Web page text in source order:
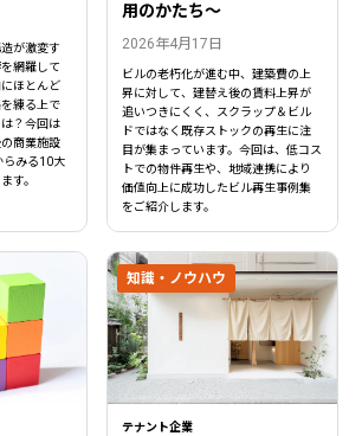
が激変す
網羅して
ほとんど
練る上で
？今回は
商業施設
らみる10大
す。
用のかたち～
2026年4月17日
ビルの老朽化が進む中、建築費の上
昇に対して、建替え後の賃料上昇が
追いつきにくく、スクラップ＆ビル
ドではなく既存ストックの再生に注
目が集まっています。今回は、低コス
トでの物件再生や、地域連携により
価値向上に成功したビル再生事例集
をご紹介します。
テナント企業
知識・ノウハウ